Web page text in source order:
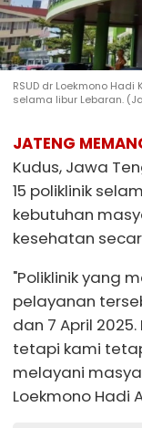
RSUD dr Loekmono
selama libur Lebaran.
JATENG
Kudus, Jawa
15 poliklinik
kebutuhan
kesehatan
"Poliklinik yang
pelayanan
dan 7 April
tetapi kami
melayani
Loekmono Hadi